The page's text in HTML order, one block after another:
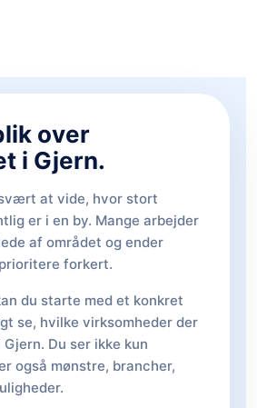
over
i Gjern.
at vide, hvor stort
er i en by. Mange arbejder
af området og ender
forkert.
du starte med et konkret
se, hvilke virksomheder der
Du ser ikke kun
også mønstre, brancher,